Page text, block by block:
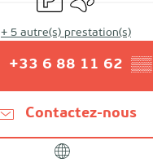
+ 5 autre(s) prestation(s)
+33 6 88 11 62 ▒▒
Contactez-nous